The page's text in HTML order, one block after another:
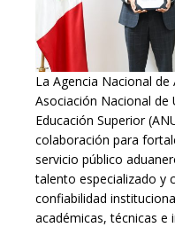
La Agencia Nacional
Asociación Nacional de
Educación Superior
colaboración para
servicio público
talento especializado y
confiabilidad
académicas, técnicas